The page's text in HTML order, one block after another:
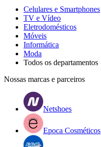
Celulares e Smartphones
TV e Vídeo
Eletrodomésticos
Móveis
Informática
Moda
Todos os departamentos
Nossas marcas e parceiros
Netshoes
Epoca Cosméticos